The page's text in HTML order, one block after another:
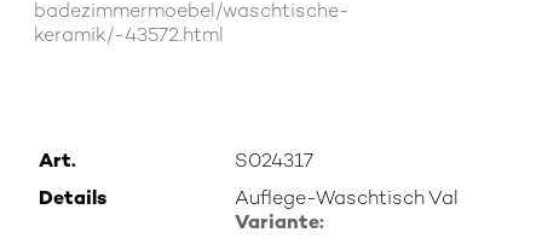
badezimmermoebel/waschtische-
keramik/-43572.html
Art.
S024317
Details
Auflege-Waschtisch Val
Variante: